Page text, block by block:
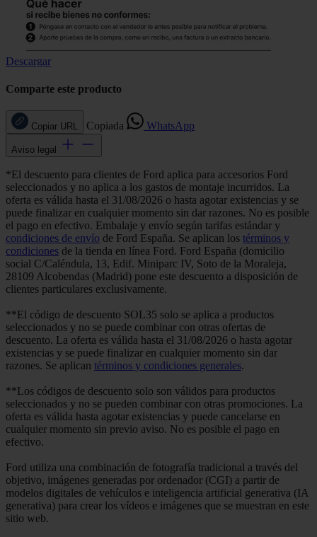
Descargar
Comparte este producto
Copiar URL Copiada WhatsApp
Aviso legal
*El descuento para clientes de Ford aplica para accesorios Ford
seleccionados y no aplica a los gastos de montaje incurridos. La
oferta es válida hasta el 31/08/2026 o hasta agotar existencias y se
puede finalizar en cualquier momento sin dar razones. No es posible
el pago en efectivo. Embalaje y envío según tarifas estándar y
condiciones de envío de Ford España. Se aplican los términos y
condiciones de la tienda en línea Ford. Ford España (domicilio
social C/Caléndula, 13, Edif. Miniparc IV, Soto de la Moraleja,
28109 Alcobendas (Madrid) pone este descuento a disposición de
clientes particulares exclusivamente.
**El código de descuento SOL35 solo se aplica a productos
seleccionados y no se puede combinar con otras ofertas de
descuento. La oferta es válida hasta el 31/08/2026 o hasta agotar
existencias y se puede finalizar en cualquier momento sin dar
razones. Se aplican términos y condiciones generales.
**Los códigos de descuento solo son válidos para productos
seleccionados y no se pueden combinar con otras promociones. La
oferta es válida hasta agotar existencias y puede cancelarse en
cualquier momento sin previo aviso. No es posible el pago en
efectivo.
Ford utiliza una combinación de fotografía tradicional a través del
objetivo, imágenes generadas por ordenador (CGI) a partir de
modelos digitales de vehículos e inteligencia artificial generativa (IA
generativa) para crear los vídeos e imágenes que se muestran en este
sitio web.